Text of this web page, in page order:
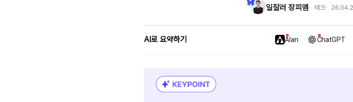
일잘러 장피엠 테크
AI로 요약하기 Alan ChatGPT